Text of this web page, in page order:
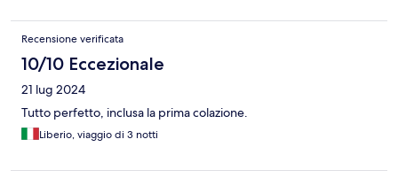
Recensione verificata
10/10 Eccezionale
21 lug 2024
Tutto perfetto, inclusa la prima colazione.
Liberio, viaggio di 3 notti